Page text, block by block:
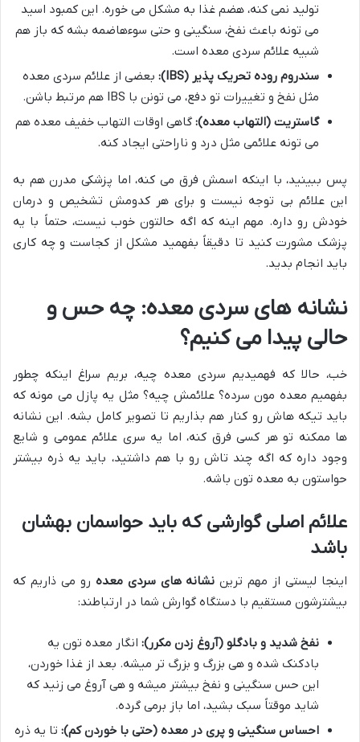
تولید نمی کنه، هضم غذا به مشکل می خوره. این کمبود اسید
می تونه باعث نفخ، سنگینی و حتی سوءهاضمه بشه که باز هم
شبیه علائم سردی معده است.
سندروم روده تحریک پذیر (IBS):
بعضی از علائم سردی معده
مثل نفخ و تغییرات تو دفع، می تونن با IBS هم مرتبط باشن.
گاستریت (التهاب معده): گاهی اوقات التهاب خفیف معده هم
می تونه علائمی مثل درد و ناراحتی ایجاد کنه.
پس ببینید، با اینکه اسمش فرق می کنه، اما پزشکی مدرن هم به
این علائم بی توجه نیست و برای هر کدومش تشخیص و درمان
خودش رو داره. مهم اینه که اگه حالتون خوب نیست، حتماً با یه
پزشک مشورت کنید تا دقیقاً بفهمید مشکل از کجاست و چه کاری
باید انجام بدید.
نشانه های سردی معده: چه حس و
حالی پیدا می کنیم؟
خب، حالا که فهمیدیم سردی معده چیه، بریم سراغ اینکه چطور
بفهمیم معده مون سرده؟ علائمش چیه؟ مثل یه پازل می مونه که
باید تیکه هاش رو کنار هم بذاریم تا تصویر کامل بشه. این نشانه
ها ممکنه تو هر کسی فرق کنه، اما یه سری علائم عمومی و شایع
وجود داره که اگه چند تاش رو با هم داشتید، باید یه ذره بیشتر
حواستون به معده تون باشه.
علائم اصلی گوارشی که باید حواسمان بهشان
باشد
اینجا لیستی از مهم ترین نشانه های سردی معده رو می ذاریم که
بیشترشون مستقیم با دستگاه گوارش شما در ارتباطند:
نفخ شدید و بادگلو (آروغ زدن مکرر): انگار معده تون یه
بادکنک شده و هی بزرگ و بزرگ تر میشه. بعد از غذا خوردن،
این حس سنگینی و نفخ بیشتر میشه و هی آروغ می زنید که
شاید موقتاً سبک بشید، اما باز برمی گرده.
احساس سنگینی و پری در معده (حتی با خوردن کم): تا یه ذره